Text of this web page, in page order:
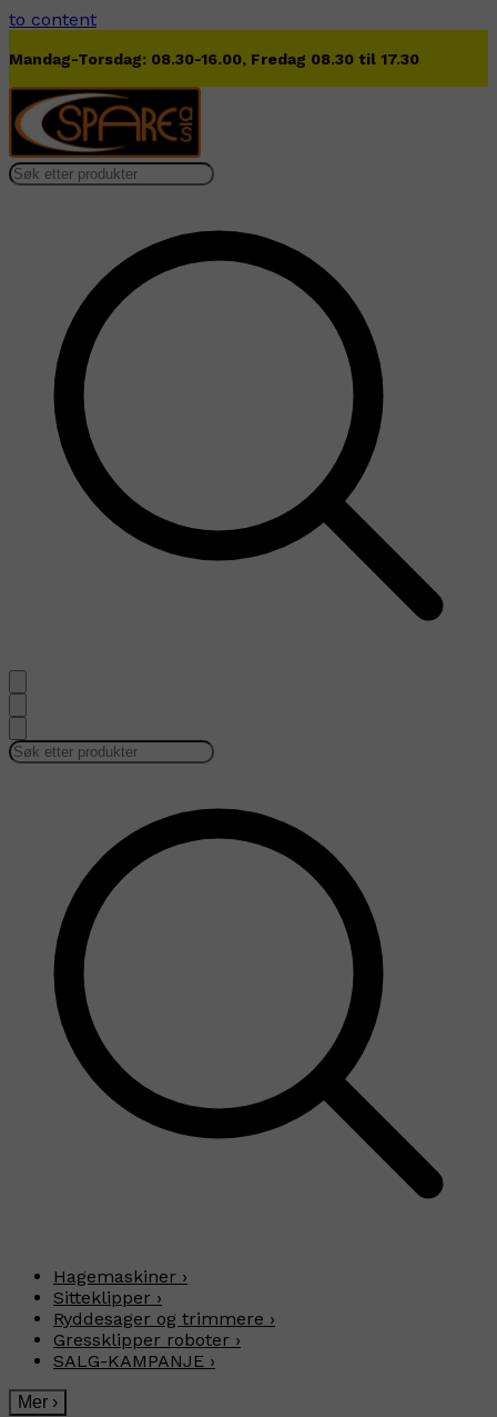
to content
Lørdag 09.00-13.00
…
Hagemaskiner ›
Sitteklipper ›
Ryddesager og trimmere ›
Gressklipper roboter ›
SALG-KAMPANJE ›
Mer ›